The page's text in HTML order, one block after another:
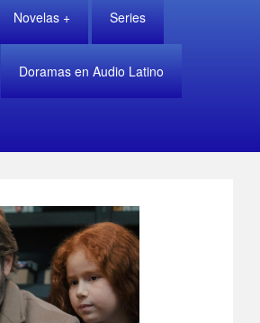
Novelas Series
Doramas en Audio Latino